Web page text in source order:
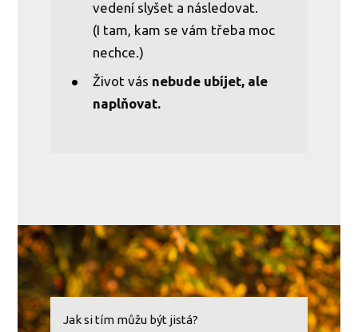
vedení slyšet a následovat.
(I tam, kam se vám třeba moc
nechce.)
Život vás nebude ubíjet, ale
naplňovat.
Jak si tím můžu být jistá?